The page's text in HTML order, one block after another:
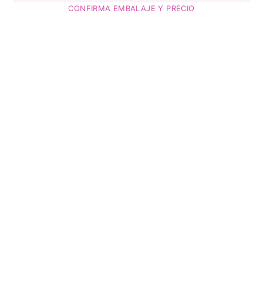
CONFIRMA EMBALAJE Y PRECIO